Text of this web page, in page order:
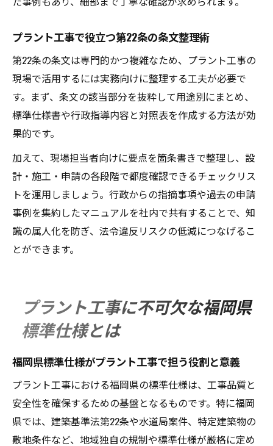
プラント工事で役立つ第22条の条文整理術
第22条の条文は専門的かつ複雑なため、プラント工事の
現場で活用するには実務向けに整理する工夫が必要で
す。まず、条文の該当部分を抜粋して用途別にまとめ、
標準仕様書や行政指導内容と対照表を作成する方法が効
果的です。
加えて、現場担当者向けに要点を箇条書きで整理し、設
計・施工・申請の各段階で都度確認できるチェックリス
トを運用しましょう。行政からの指摘事項や過去の申請
事例を集約したマニュアルを社内で共有することで、知
識の属人化を防ぎ、法令違反リスクの低減につなげるこ
とができます。
プラント工事に不可欠な福岡県
標準仕様とは
福岡県標準仕様がプラント工事で担う役割と意義
プラント工事における福岡県の標準仕様は、工事品質と
安全性を確保するための基盤となるものです。特に福岡
県では、建築基準法第22条や水道局案件、特定建築物の
敷地条件など、地域独自の規制や標準仕様が厳格に定め